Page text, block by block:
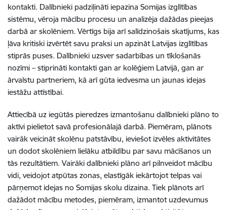
kontakti. Dalībnieki padziļināti iepazina Somijas izglītības
sistēmu, vēroja mācību procesu un analizēja dažādas pieejas
darbā ar skolēniem. Vērtīgs bija arī salīdzinošais skatījums, kas
ļāva kritiski izvērtēt savu praksi un apzināt Latvijas izglītības
stiprās puses. Dalībnieki uzsver sadarbības un tīklošanās
nozīmi – stiprināti kontakti gan ar kolēģiem Latvijā, gan ar
ārvalstu partneriem, kā arī gūta iedvesma un jaunas idejas
iestāžu attīstībai.
Attiecībā uz iegūtās pieredzes izmantošanu dalībnieki plāno to
aktīvi pielietot savā profesionālajā darbā. Piemēram, plānots
vairāk veicināt skolēnu patstāvību, ieviešot izvēles aktivitātes
un dodot skolēniem lielāku atbildību par savu mācīšanos un
tās rezultātiem. Vairāki dalībnieki plāno arī pilnveidot mācību
vidi, veidojot atpūtas zonas, elastīgāk iekārtojot telpas vai
pārņemot idejas no Somijas skolu dizaina. Tiek plānots arī
dažādot mācību metodes, piemēram, izmantot uzdevumus